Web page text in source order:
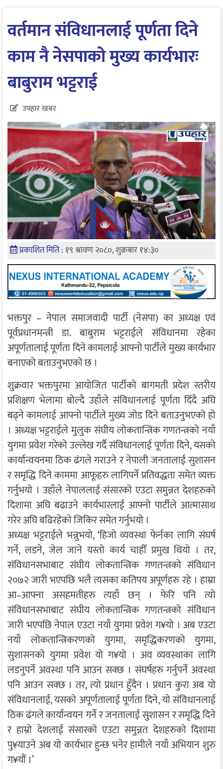
वर्तमान संविधानलाई पूर्णता दिने
काम नै नेसपाको मुख्य कार्यभारः
बाबुराम भट्टराई
उपहार खबर
प्रकाशित मिति : १९ श्रावण २०८०, शुक्रबार १४:३०
भक्तपुर – नेपाल समाजवादी पार्टी (नेसपा) का अध्यक्ष एवं
पूर्वप्रधानमन्त्री डा. बाबुराम भट्टराईले संविधानमा रहेका
अपूर्णतालाई पूर्णता दिने कामलाई आफ्नो पार्टीले मुख्य कार्यभार
बनाएको बताउनुभएको छ ।
शुक्रवार भक्तपुरमा आयोजित पार्टीको बागमती प्रदेश स्तरीय
प्रशिक्षण भेलामा बोल्दै उहाँले संविधानलाई पूर्णता दिँदै अघि
बढ्ने कामलाई आफ्नो पार्टीले मुख्य जोड दिने बताउनुभएको हो
। अध्यक्ष भट्टराईले मुलुक संघीय लोकतान्त्रिक गणतन्त्रको नयाँ
युगमा प्रवेश गरेको उल्लेख गर्दै संविधानलाई पूर्णता दिने, यसको
कार्यान्वयनमा ठिक ढंगले गराउने र नेपाली जनतालाई सुशासन
र समृद्धि दिने काममा आफूहरु लागिपर्ने प्रतिवद्धता समेत व्यक्त
गर्नुभयो । उहाँले नेपाललाई संसारको एउटा समुन्नत देशहरुको
दिशामा अघि बढाउने कार्यभारलाई आफ्नो पार्टीले आत्मासाथ
गरेर अघि बढिरहेको जिकिर समेत गर्नुभयो ।
अध्यक्ष भट्टराईले भन्नुभयो, ‘हिजो व्यवस्था फेर्नका लागि संघर्ष
गर्ने, लडने, जेल जाने यस्तो कार्य चाहीँ प्रमुख थियो । तर,
संविधानसभाबाट संघीय लोकतान्त्रिक गणतन्त्रको संविधान
२०७२ जारी भएपछि भलै त्यसका कतिपय अपूर्णहरु रहे । हाम्रा
आ–आफ्ना असहमतीहरु त्यहाँ छन् । फेरि पनि त्यो
संविधानसभाबाट संघीय लोकतान्त्रिक गणतन्त्रको संविधान
जारी भएपछि नेपाल एउटा नयाँ युगमा प्रवेश ग¥यो । अब एउटा
नयाँ लोकतान्त्रिकरणको युगमा, समृद्धिकरणको युगमा,
सुशासनको युगमा प्रवेश यो ग¥यो । अव व्यवस्थाका लागि
लडनुपर्ने अवस्था पनि आउन सक्छ । संघर्षहरु गर्नुपर्ने अवस्था
पनि आउन सक्छ । तर, त्यो प्रधान हुँदैन । प्रधान कुरा अब यो
संविधानलाई, यसको अपूर्णतालाई पूर्णता दिने, यो संविधानलाई
ठिक ढंगले कार्यान्वयन गर्ने र जनतालाई सुशासन र समृद्धि दिने
र हाम्रो देशलाई संसारको एउटा समुन्नत देशहरुको दिशामा
पु¥याउने अब यो कार्यभार हुन्छ भनेर हामीले नयाँ अभियान शुरु
ग¥यौं ।’